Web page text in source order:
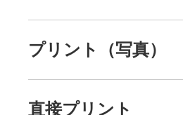
プリント（写真）
直接プリント